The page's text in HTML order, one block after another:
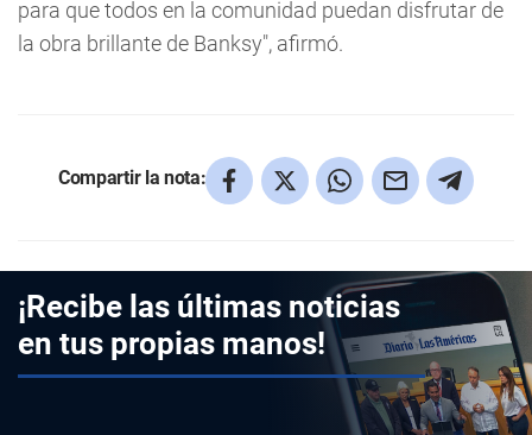
para que todos en la comunidad puedan disfrutar de
la obra brillante de Banksy", afirmó.
Compartir la nota:
¡Recibe las últimas noticias
en tus propias manos!